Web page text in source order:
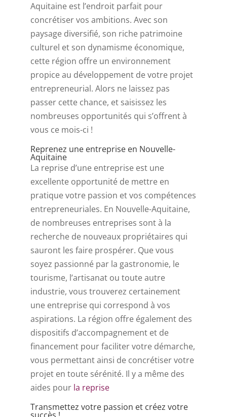
Aquitaine est l’endroit parfait pour
concrétiser vos ambitions. Avec son
paysage diversifié, son riche patrimoine
culturel et son dynamisme économique,
cette région offre un environnement
propice au développement de votre projet
entrepreneurial. Alors ne laissez pas
passer cette chance, et saisissez les
nombreuses opportunités qui s’offrent à
vous ce mois-ci !
Reprenez une entreprise en Nouvelle-
Aquitaine
La reprise d’une entreprise est une
excellente opportunité de mettre en
pratique votre passion et vos compétences
entrepreneuriales. En Nouvelle-Aquitaine,
de nombreuses entreprises sont à la
recherche de nouveaux propriétaires qui
sauront les faire prospérer. Que vous
soyez passionné par la gastronomie, le
tourisme, l’artisanat ou toute autre
industrie, vous trouverez certainement
une entreprise qui correspond à vos
aspirations. La région offre également des
dispositifs d’accompagnement et de
financement pour faciliter votre démarche,
vous permettant ainsi de concrétiser votre
projet en toute sérénité. Il y a même des
aides pour la reprise
Transmettez votre passion et créez votre